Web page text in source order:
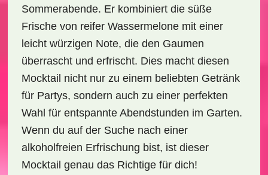
Sommerabende. Er kombiniert die süße
Frische von reifer Wassermelone mit einer
leicht würzigen Note, die den Gaumen
überrascht und erfrischt. Dies macht diesen
Mocktail nicht nur zu einem beliebten Getränk
für Partys, sondern auch zu einer perfekten
Wahl für entspannte Abendstunden im Garten.
Wenn du auf der Suche nach einer
alkoholfreien Erfrischung bist, ist dieser
Mocktail genau das Richtige für dich!